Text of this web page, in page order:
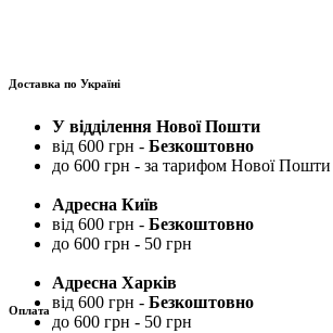
Доставка по Україні
У відділення Нової Пошти
від 600 грн - Безкоштовно
до 600 грн - за тарифом Нової Пошти
Адресна Київ
від 600 грн - Безкоштовно
до 600 грн - 50 грн
Адресна Харків
від 600 грн - Безкоштовно
до 600 грн - 50 грн
Оплата